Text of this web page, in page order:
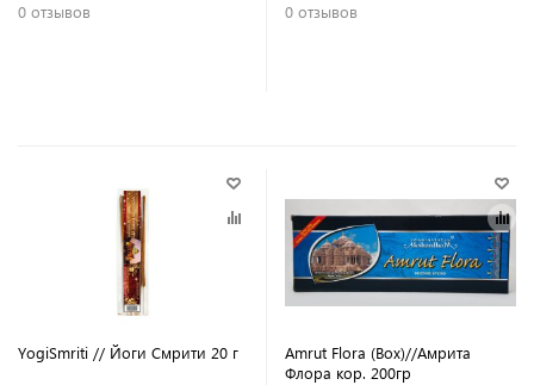
0 отзывов
0 отзывов
YogiSmriti // Йоги Смрити 20 г
Amrut Flora (Box)//Амрита
Флора кор. 200гр